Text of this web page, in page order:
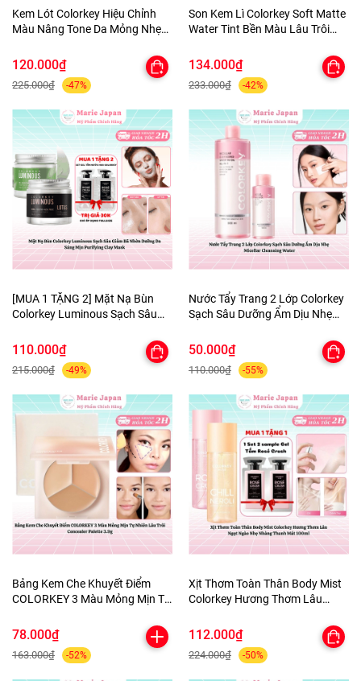
Kem Lót Colorkey Hiệu Chỉnh
Màu Nâng Tone Da Mỏng Nhẹ
Primer 30g - TẶNG 1 BÔNG MÚT
120.000₫
225.000₫ -47%
Son Kem Lì Colorkey Soft Matte
Water Tint Bền Màu Lâu Trôi
MÚT TÍM
134.000₫
233.000₫ -42%
[MUA 1 TẶNG 2] Mặt Nạ Bùn
Colorkey Luminous Sạch Sâu
Mịn Purifying Clay Mask - TẶNG
SET SAMPLE 2 GEL TẮM
110.000₫
215.000₫ -49%
Nước Tẩy Trang 2 Lớp Colorkey
Sạch Sâu Dưỡng Ẩm Dịu Nhẹ
50.000₫
110.000₫ -55%
Bảng Kem Che Khuyết Điểm
COLORKEY 3 Màu Mỏng Mịn Tự
Palette 3.9g
78.000₫
163.000₫ -52%
Xịt Thơm Toàn Thân Body Mist
Colorkey Hương Thơm Lâu
Mát 100ml
112.000₫
224.000₫ -50%